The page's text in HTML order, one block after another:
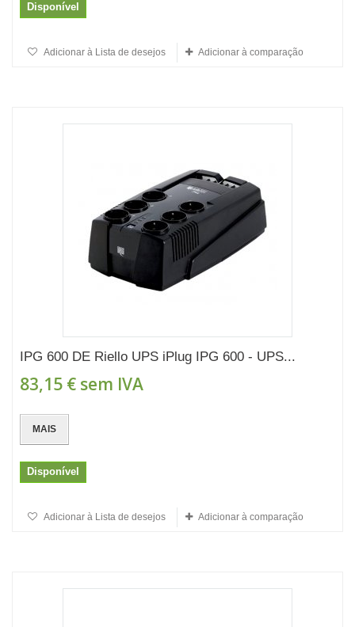
Disponível
Adicionar à Lista de desejos Adicionar à comparação
IPG 600 DE Riello UPS iPlug IPG 600 - UPS...
83,15 € sem IVA
MAIS
Disponível
Adicionar à Lista de desejos Adicionar à comparação